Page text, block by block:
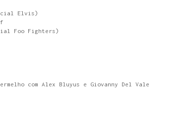
Elvis)
Foo Fighters)
com Alex Bluyus e Giovanny Del Vale